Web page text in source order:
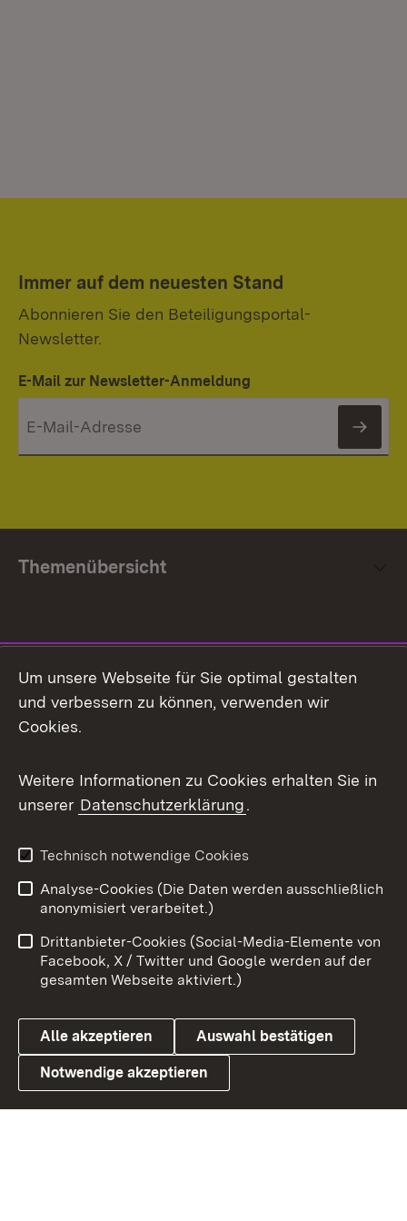
Immer auf dem neuesten Stand
Abonnieren Sie den Beteiligungsportal-
Newsletter.
E-Mail zur Newsletter-Anmeldung
Themenübersicht
Facebook
X / Twitter
Youtube
Link zum Landesportal
Impressum
Kontakt
Barrierefreiheit
Datenschutz
Cookies
Um unsere Webseite für Sie optimal gestalten
und verbessern zu können, verwenden wir
Cookies.
Weitere Informationen zu Cookies erhalten Sie in
unserer Datenschutzerklärung.
Technisch notwendige Cookies
Analyse-Cookies (Die Daten werden ausschließlich
anonymisiert verarbeitet.)
Drittanbieter-Cookies (Social-Media-Elemente von
Facebook, X / Twitter und Google werden auf der
gesamten Webseite aktiviert.)
Alle akzeptieren Auswahl bestätigen
Notwendige akzeptieren